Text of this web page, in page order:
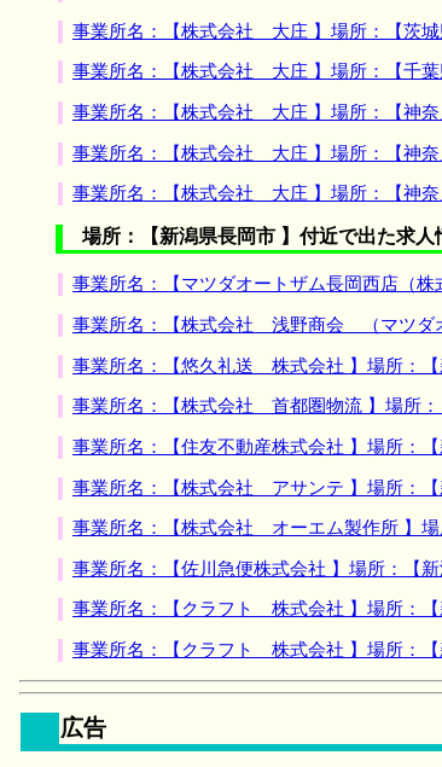
事業所名：【株式会社 大庄 】場所：【茨
事業所名：【株式会社 大庄 】場所：【千
事業所名：【株式会社 大庄 】場所：【神
事業所名：【株式会社 大庄 】場所：【神
事業所名：【株式会社 大庄 】場所：【神
場所：【新潟県長岡市 】付近で出た求人
事業所名：【マツダオートザム長岡西店（
事業所名：【株式会社 浅野商会 （マツダ
事業所名：【悠久礼送 株式会社 】場所：
事業所名：【株式会社 首都圏物流 】場所：
事業所名：【住友不動産株式会社 】場所：
事業所名：【株式会社 アサンテ 】場所：【
事業所名：【株式会社 オーエム製作所 】場
事業所名：【佐川急便株式会社 】場所：【
事業所名：【クラフト 株式会社 】場所：【
事業所名：【クラフト 株式会社 】場所：【
広告